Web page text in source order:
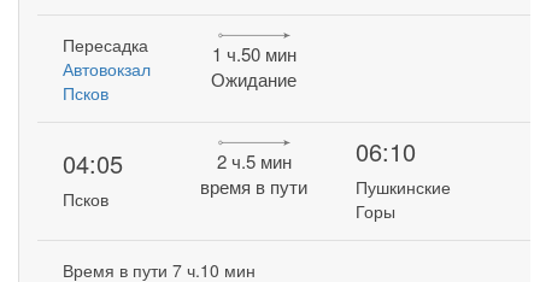
Пересадка
Автовокзал
Псков
1 ч.50 мин
Ожидание
04:05
Псков
2 ч.5 мин
время в пути
06:10
Пушкинские
Горы
Время в пути 7 ч.10 мин